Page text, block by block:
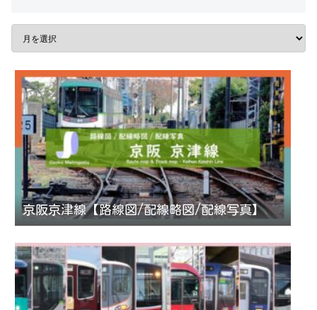
京阪京津線【路線図/配線略図/配線写真】